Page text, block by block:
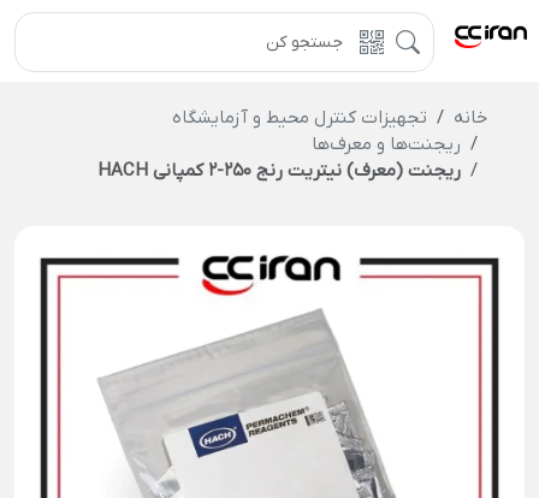
خانه
تجهیزات کنترل محیط و آزمایشگاه
ریجنت‌ها و معرف‌ها
ریجنت (معرف) نیتریت رنج 250-2 کمپانی HACH